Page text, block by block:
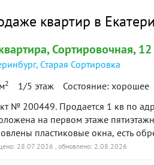
готовы к
лет
Точную ставку и условия уточняйте в
105 590
II пол. 2024 I
Снято с публикации Срок
квартир в
, Сортировочная, 12
, Старая Сортировка
2 1/5 этаж Состояние: хорошее
№ 200449. Продается 1 кв по
на первом этаже
пластиковые окна, есть
Остановка
28.07.2026 , обновлено: 2.08.2026